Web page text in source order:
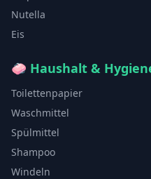
Nutella
Eis
🧼 Haushalt &
Toilettenpapier
Waschmittel
Spülmittel
Shampoo
Windeln